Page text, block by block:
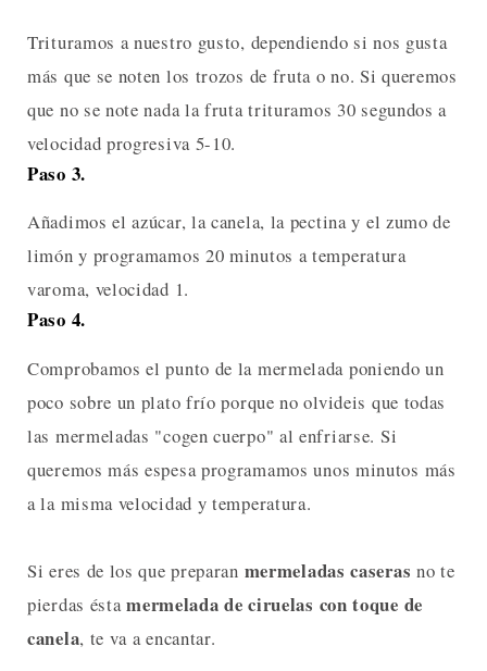
Trituramos a nuestro gusto, dependiendo si nos gusta
más que se noten los trozos de fruta o no. Si queremos
que no se note nada la fruta trituramos 30 segundos a
velocidad progresiva 5-10.
Paso 3.
Añadimos el azúcar, la canela, la pectina y el zumo de
limón y programamos 20 minutos a temperatura
varoma, velocidad 1.
Paso 4.
Comprobamos el punto de la mermelada poniendo un
poco sobre un plato frío porque no olvideis que todas
las mermeladas "cogen cuerpo" al enfriarse. Si
queremos más espesa programamos unos minutos más
a la misma velocidad y temperatura.
Si eres de los que preparan mermeladas caseras no te
pierdas éstamermelada de ciruelas con toque de
canela, te va a encantar.